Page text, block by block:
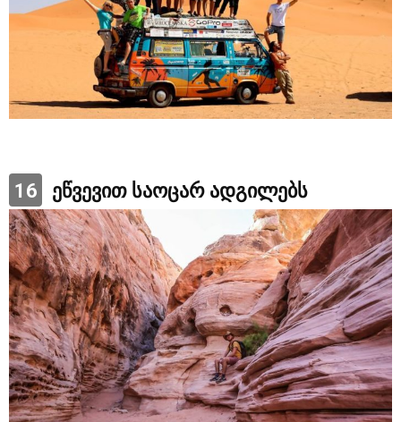
16 ეწვევით საოცარ ადგილებს